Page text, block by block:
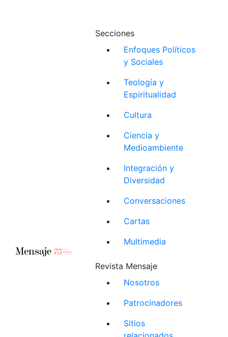
Secciones
Enfoques Políticos
y Sociales
Teología y
Espiritualidad
Cultura
Ciencia y
Medioambiente
Integración y
Diversidad
Conversaciones
Cartas
Multimedia
Revista Mensaje
Nosotros
Patrocinadores
Sitios